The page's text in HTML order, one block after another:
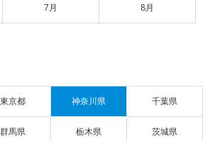
7月 8月
東京都 神奈川県 千葉県
群馬県 栃木県 茨城県